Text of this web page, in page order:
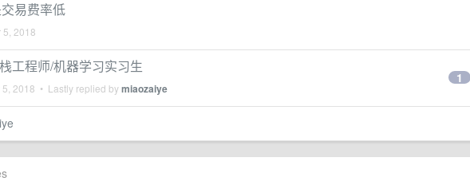
易费率低
5, 2018
工程师/机器学习实习生
5, 2018 • Lastly replied bymiaozaiye
1